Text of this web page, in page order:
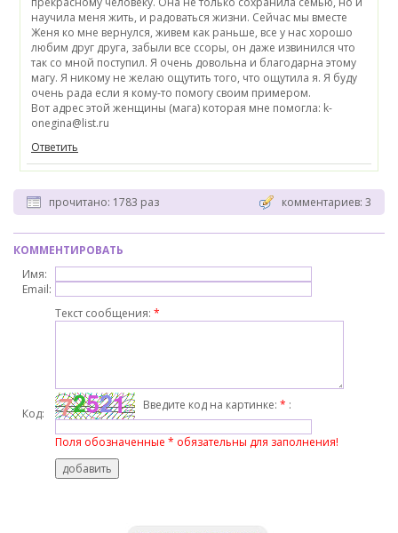
Вот адрес этой женщины (мага) которая мне помогла: k-
onegina@list.ru
Ответить
прочитано: 1783 раз комментариев: 3
КОММЕНТИРОВАТЬ
Имя:
Email:
Текст сообщения: *
Код:
Введите код на картинке: * :
Поля обозначенные * обязательны для заполнения!